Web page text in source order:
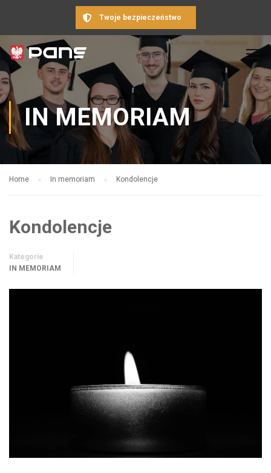
Twoje bezpieczeństwo
IN MEMORIAM
Home In memoriam Kondolencje
Kondolencje
Kategorie
IN MEMORIAM